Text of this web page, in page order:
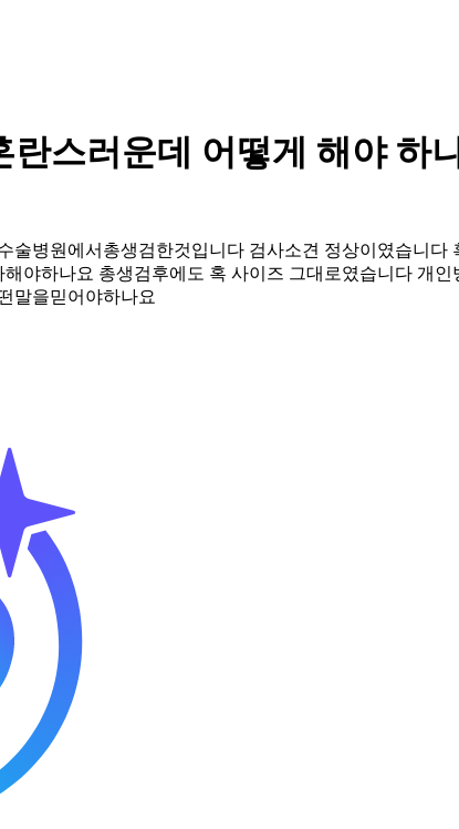
스러운데 어떻게 해야 하
병원에서총생검한것입니다 검사소견 정상이였습니
야하나요 총생검후에도 혹 사이즈 그대로였습니다 개
말을믿어야하나요